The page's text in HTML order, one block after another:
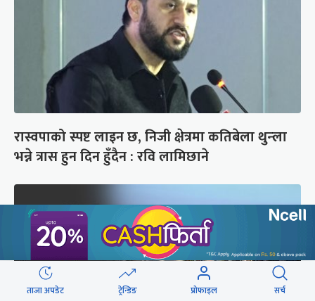
रास्वपाको स्पष्ट लाइन छ, निजी क्षेत्रमा कतिबेला थुन्ला
भन्ने त्रास हुन दिन हुँदैन : रवि लामिछाने
ताजा अपडेट ट्रेन्डिङ प्रोफाइल सर्च